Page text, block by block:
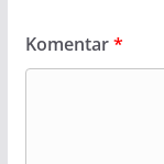
Komentar*